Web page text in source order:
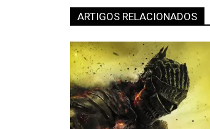
ARTIGOS RELACIONADOS